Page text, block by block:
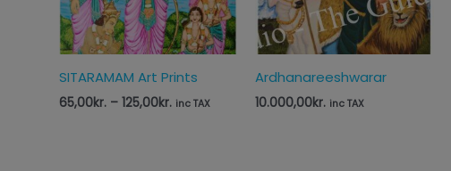
SITARAMAM Art Prints
65,00kr. – 125,00kr. inc TAX
Ardhanareeshwarar
10.000,00kr. inc TAX